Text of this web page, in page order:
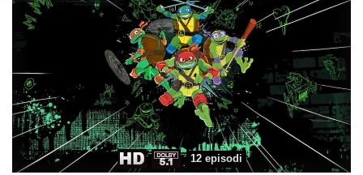
12 episodi